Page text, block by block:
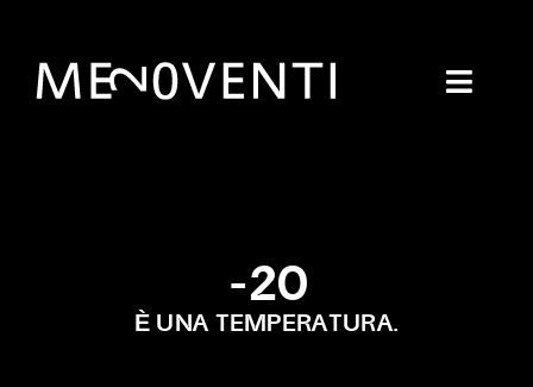
CALENDARIO
-20
È UNA TEMPERATURA.